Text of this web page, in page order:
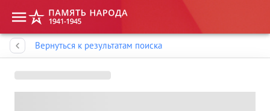
Вернуться к результатам поиска
Память народа